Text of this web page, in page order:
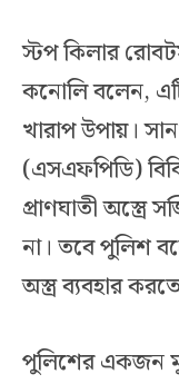
স্টপ কিলার
কনোলি বলেন,
খারাপ উপায়।
(এসএফপিডি)
প্রাণঘাতী
না। তবে পুলিশ
অস্ত্র ব্যবহার
পুলিশের একজন